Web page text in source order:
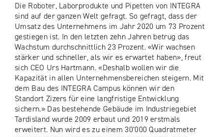
Die Roboter, Laborprodukte und Pipetten von INTEGRA
sind auf der ganzen Welt gefragt. So gefragt, dass der
Umsatz des Unternehmens im Jahr 2020 um 73 Prozent
gestiegen ist. In den letzten zehn Jahren betrug das
Wachstum durchschnittlich 23 Prozent. «Wir wachsen
stärker und schneller, als wir es erwartet haben», freut
sich CEO Urs Hartmann. «Deshalb wollen wir die
Kapazität in allen Unternehmensbereichen steigern. Mit
dem Bau des INTEGRA Campus können wir den
Standort Zizers für eine langfristige Entwicklung
sichern.» Das bestehende Gebäude im Industriegebiet
Tardisland wurde 2009 erbaut und 2019 erstmals
erweitert. Nun wird es zu einem 30’000 Quadratmeter